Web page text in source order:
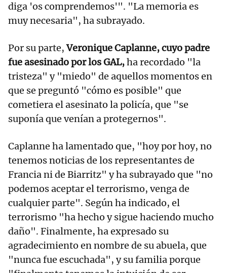
diga 'os comprendemos'". "La memoria es
muy necesaria", ha subrayado.
Por su parte,Veronique Caplanne, cuyo padre
fue asesinado por los GAL,ha recordado "la
tristeza" y "miedo" de aquellos momentos en
que se preguntó "cómo es posible" que
cometiera el asesinato la policía, que "se
suponía que venían a protegernos".
Caplanne ha lamentado que, "hoy por hoy, no
tenemos noticias de los representantes de
Francia ni de Biarritz" y ha subrayado que "no
podemos aceptar el terrorismo, venga de
cualquier parte". Según ha indicado, el
terrorismo "ha hecho y sigue haciendo mucho
daño". Finalmente, ha expresado su
agradecimiento en nombre de su abuela, que
"nunca fue escuchada", y su familia porque